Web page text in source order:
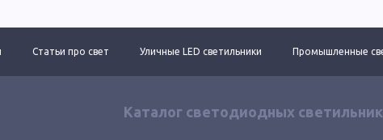
Статьи про свет Уличные LED светильники Промышленные
Каталог светодиодных